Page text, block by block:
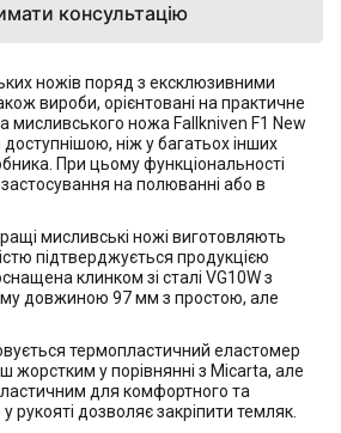
консультацію
ножів поряд з ексклюзивними
вироби, орієнтовані на практичне
мисливського ножа Fallkniven F1 New
ніж у багатьох інших
При цьому функціональності
на полюванні або в
мисливські ножі виготовляють
підтверджується продукцією
клинком зі сталі VG10W з
довжиною 97 мм з простою, але
термопластичний еластомер
жорстким у порівнянні з Micarta, але
для комфортного та
рукояті дозволяє закріпити темляк.